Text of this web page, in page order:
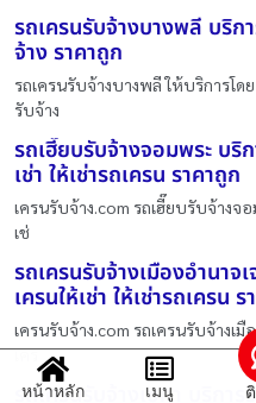
รถเครนรับจ้างบางพลี บริก
จ้าง ราคาถูก
รถเครนรับจ้างบางพลี ให้บริการโด
รับจ้าง
รถเฮี๊ยบรับจ้างจอมพระ บริ
เช่า ให้เช่ารถเครน ราคาถูก
เครนรับจ้าง.com รถเฮี๊ยบรับจ้างจ
เช่
รถเครนรับจ้างเมืองอำนาจ
เครนให้เช่า ให้เช่ารถเครน
เครนรับจ้าง.com รถเครนรับจ้างเ
เคร
รถเครนรับจ้างเซกา บริการ
หน้าหลัก เมนู